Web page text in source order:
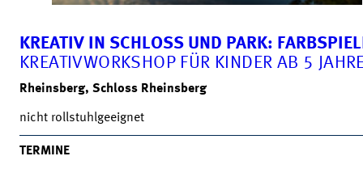
KREATIV IN SCHLOSS UND PARK:
KREATIVWORKSHOP FÜR KINDER AB 5
Rheinsberg, Schloss Rheinsberg
nicht rollstuhlgeeignet
TERMINE